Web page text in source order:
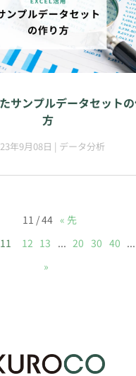
サンプルデータセット
方
年9月08日 | データ分析
11 / 44 « 先
11 12 13 ... 20 30 40 ...
»